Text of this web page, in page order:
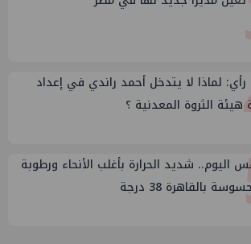
رأي: لماذا لا يتدخل أحمد راندي في إعداد
هيئة الثروة المعدنية ؟
اليوم.. شديد الحرارة بأغلب الأنحاء ورطوبة
بالقاهرة 38 درجة